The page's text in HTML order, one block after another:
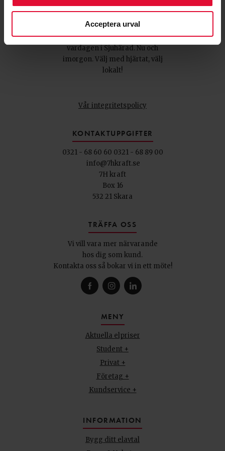
Acceptera urval
7H Kraftär ett lokalt
elhandelsbolag som gör vårt
bästa för att ge energi till
vardagen i Sjuhärad. Nu och
imorgon. Välj med hjärtat, välj
lokalt!
Vår integritetspolicy
KONTAKTUPPGIFTER
0321 - 68 60 60 0321 - 68 89 00
info@7hkraft.se
7H kraft
Box 16
532 21 Skara
TRÄFFA OSS
Vi vill vara mer närvarande
hos dig som kund.
Kontakta oss så bokar vi in ett möte!
MENY
Aktuella elpriser
Student +
Privat +
Företag +
Kundservice +
INFORMATION
Bygg ditt elavtal